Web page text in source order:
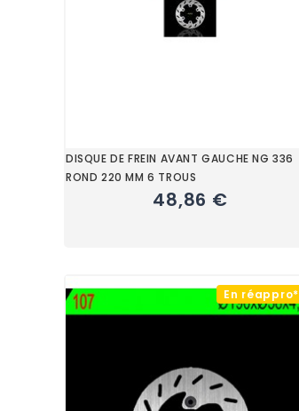
DISQUE DE FREIN AVANT GAUCHE NG 336
ROND 220 MM 6 TROUS
48,86 €
En réappro*